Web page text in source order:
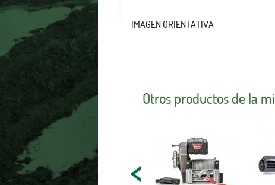
IMAGEN ORIENTATIVA
Otros productos de la